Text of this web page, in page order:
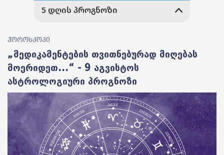
ჰოროსკოპი
„მედიკამენტების თვითნებურად მიღებას
მოერიდეთ...“ - 9 აგვისტოს
ასტროლოგიური პროგნოზი